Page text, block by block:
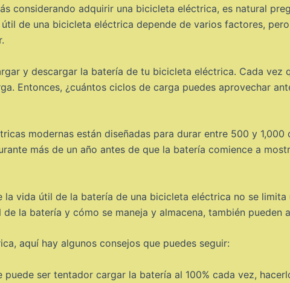
considerando adquirir una bicicleta eléctrica, es natural
de una bicicleta eléctrica depende de varios factores,
y descargar la batería de tu bicicleta eléctrica. Cada vez
Entonces, ¿cuántos ciclos de carga puedes aprovechar
modernas están diseñadas para durar entre 500 y
más de un año antes de que la batería comience a
vida útil de la batería de una bicicleta eléctrica no se
la batería y cómo se maneja y almacena, también pueden
aquí hay algunos consejos que puedes seguir:
puede ser tentador cargar la batería al 100% cada vez,